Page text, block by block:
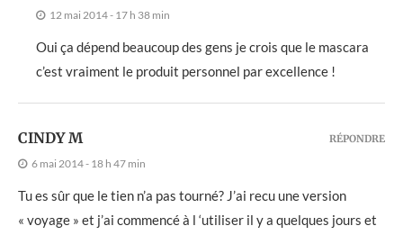
12 mai 2014 - 17 h 38 min
Oui ça dépend beaucoup des gens je crois que le mascara
c’est vraiment le produit personnel par excellence !
CINDY M
6 mai 2014 - 18 h 47 min
Tu es sûr que le tien n’a pas tourné? J’ai recu une version
« voyage » et j’ai commencé à l ‘utiliser il y a quelques jours et
RÉPONDRE